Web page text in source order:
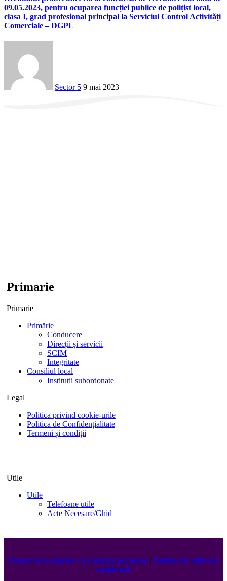
09.05.2023, pentru ocuparea funcției publice de polițist local,
clasa I, grad profesional principal la Serviciul Control Activități
Comerciale – DGPL
Sector 5 9 mai 2023
Primarie
Primarie
Primărie
Conducere
Direcții și servicii
SCIM
Integritate
Consiliul local
Institutii subordonate
Legal
Politica privind cookie-urile
Politica de Confidențialitate
Termeni și condiții
Utile
Utile
Telefoane utile
Acte Necesare/Ghid
Prelucrarea datelor cu caracter personal | Politica de utilizare
cookie-uri